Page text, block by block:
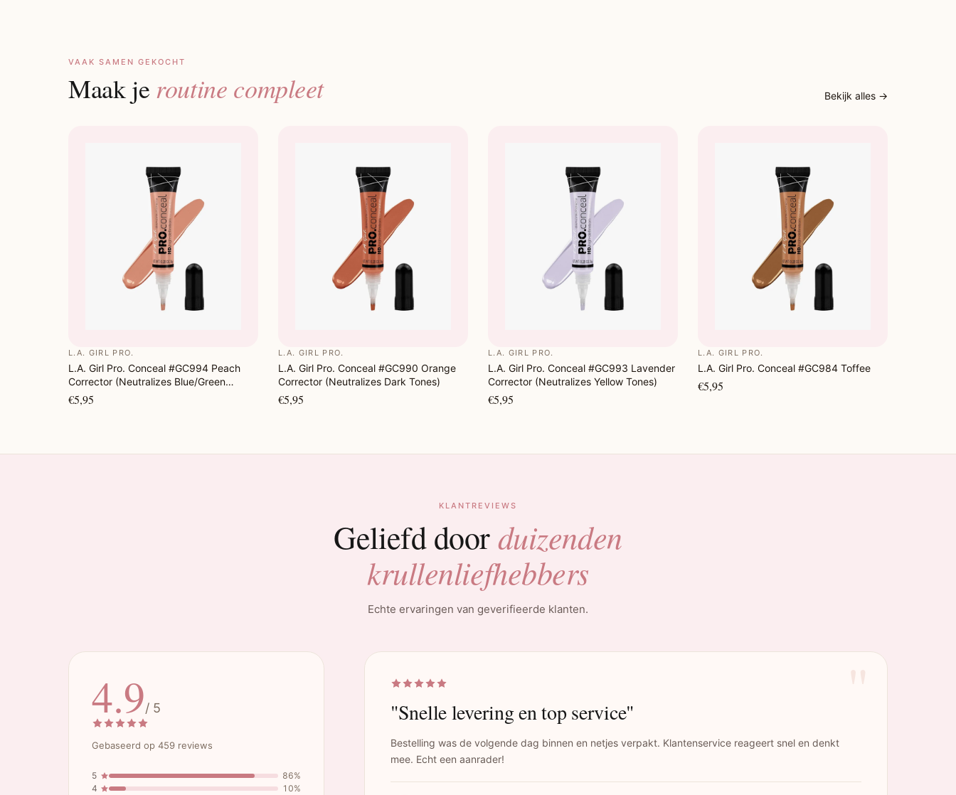
Flat White: Verheldert en neutraliseert elke Pro Conceal-tint
Concealen: Breng aan op plekken die extra dekking nodig
hebben en blend met een kwast of je vinger.
Highlighten: Kies een tint 1-2 tinten lichter dan je foundation
en breng aan op de hoge punten van je gezicht. Blend met
een make-upspons of kwast.
Contouren: Gebruik een tint 1-2 tinten donkerder dan je
foundation en breng aan langs de contouren van je gezicht.
Blend goed voor een natuurlijke finish.
VAAK SAMEN GEKOCHT
Maak je routine compleet Bekijk alles →
L.A. GIRL PRO.
L.A. Girl Pro. Conceal #GC994 Peach
Corrector (Neutralizes Blue/Green
Tones)
€5,95
L.A. GIRL PRO.
L.A. Girl Pro. Conceal #GC990 Orange
Corrector (Neutralizes Dark Tones)
€5,95
L.A. GIRL PRO.
L.A. Girl Pro. Conceal #GC993 Lavender
Corrector (Neutralizes Yellow Tones)
€5,95
L.A. GIRL PRO.
L.A. Girl Pro. Conceal #GC984 Toffee
€5,95
KLANTREVIEWS
Geliefd doorduizenden
krullenliefhebbers
Echte ervaringen van geverifieerde klanten.
4.9/ 5
Gebaseerd op 459 reviews
5
86%
4
10%
"Snelle levering en top service"
Bestelling was de volgende dag binnen en netjes verpakt. Klantenservice reageert snel en denkt
mee. Echt een aanrader!